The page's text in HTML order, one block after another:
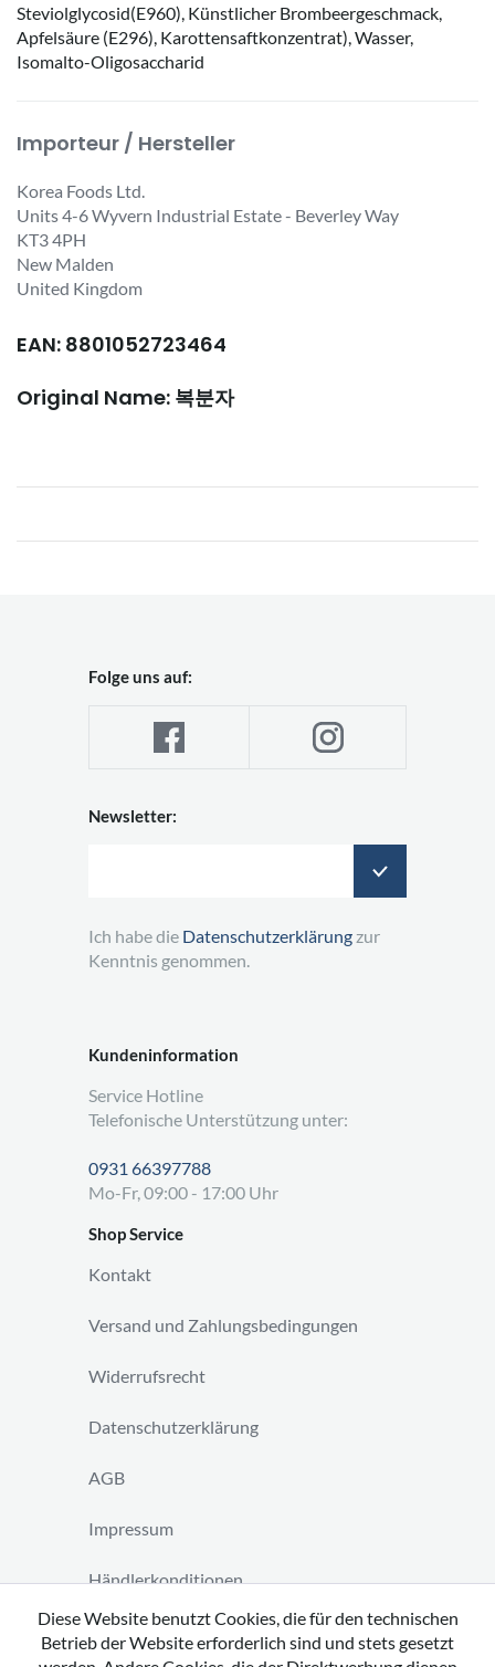
Steviolglycosid(E960), Künstlicher Brombeergeschmack,
Apfelsäure (E296), Karottensaftkonzentrat), Wasser,
Isomalto-Oligosaccharid
Importeur / Hersteller
Korea Foods Ltd.
Units 4-6 Wyvern Industrial Estate - Beverley Way
KT3 4PH
New Malden
United Kingdom
EAN: 8801052723464
Original Name: 복분자
Kundeninformation
Service Hotline
Telefonische Unterstützung unter:
0931 66397788
Mo-Fr, 09:00 - 17:00 Uhr
Shop Service
Kontakt
Versand und Zahlungsbedingungen
Widerrufsrecht
Datenschutzerklärung
AGB
Impressum
Händlerkonditionen
Vertrag widerrufen
Folge uns auf:
Newsletter:
Ich habe die Datenschutzerklärung zur
Kenntnis genommen.
Diese Website benutzt Cookies, die für den technischen
Betrieb der Website erforderlich sind und stets gesetzt